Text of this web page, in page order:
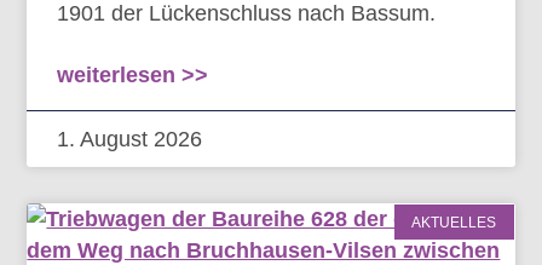
1901 der Lückenschluss nach Bassum.
weiterlesen >>
1. August 2026
AKTUELLES